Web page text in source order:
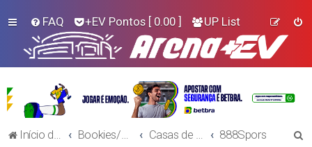
FAQ +EV Pontos [ 0.00 ] UP List
Início do Fórum! 888Spors